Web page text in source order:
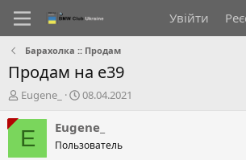
Увійти
Барахолка :: Продам
Продам на e39
А
т
о
Eugene_
Д
т
с
08.04.2021
E Eugene_
Пользователь